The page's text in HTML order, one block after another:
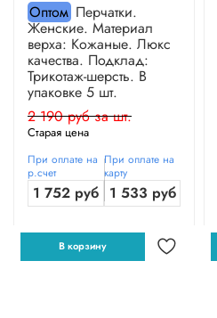
ОптомПерчатки.
Женские. Материал
верха: Кожаные. Люкс
качества. Подклад:
Трикотаж-шерсть. В
упаковке 5 шт.
2 190 руб за шт.
Старая цена
При оплате на
р.счет
1 752 руб
При оплате на
карту
1 533 руб
В корзину